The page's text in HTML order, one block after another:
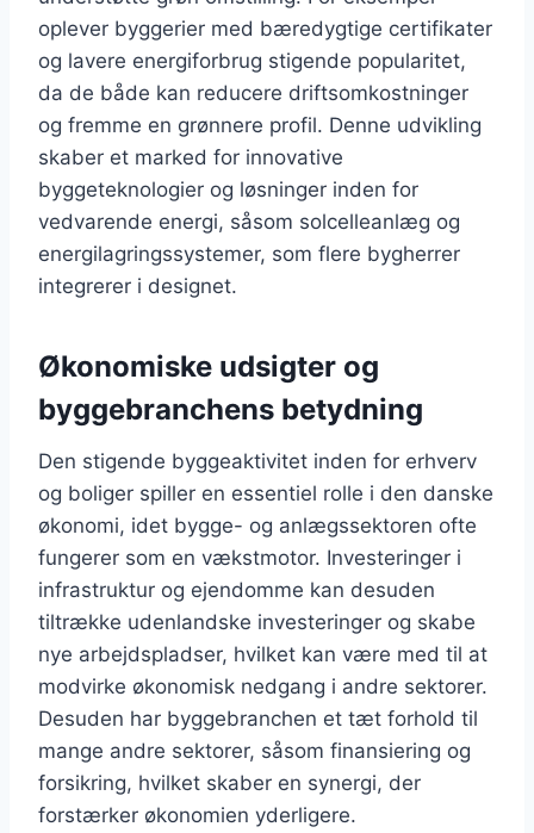
oplever byggerier med bæredygtige certifikater
og lavere energiforbrug stigende popularitet,
da de både kan reducere driftsomkostninger
og fremme en grønnere profil. Denne udvikling
skaber et marked for innovative
byggeteknologier og løsninger inden for
vedvarende energi, såsom solcelleanlæg og
energilagringssystemer, som flere bygherrer
integrerer i designet.
Økonomiske udsigter og
byggebranchens betydning
Den stigende byggeaktivitet inden for erhverv
og boliger spiller en essentiel rolle i den danske
økonomi, idet bygge- og anlægssektoren ofte
fungerer som en vækstmotor. Investeringer i
infrastruktur og ejendomme kan desuden
tiltrække udenlandske investeringer og skabe
nye arbejdspladser, hvilket kan være med til at
modvirke økonomisk nedgang i andre sektorer.
Desuden har byggebranchen et tæt forhold til
mange andre sektorer, såsom finansiering og
forsikring, hvilket skaber en synergi, der
forstærker økonomien yderligere.